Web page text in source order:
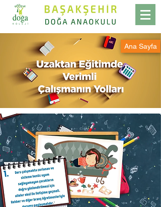
Ana Sayfa